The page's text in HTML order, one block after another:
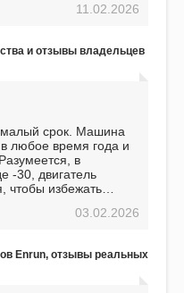
вложение,11.02.2026
и отзывы владельцев
срок. Машина
любое время года и
в
-30, двигатель
чтобы избежать
поломки,
он даже
03.02.2026
Enrun, отзывы реальных